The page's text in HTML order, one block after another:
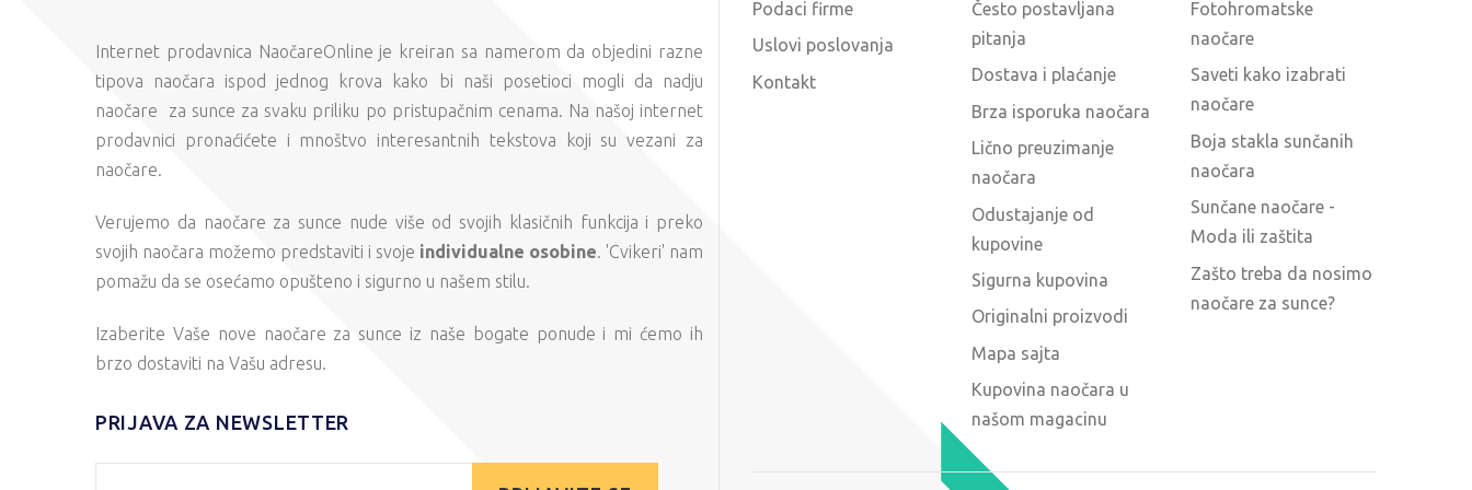
Internet prodavnica NaočareOnline je kreiran sa namerom da objedini razne
tipova naočara ispod jednog krova kako bi naši posetioci mogli da nadju
naočare za sunce za svaku priliku po pristupačnim cenama. Na našoj internet
prodavnici pronaćićete i mnoštvo interesantnih tekstova koji su vezani za
naočare.
Verujemo da naočare za sunce nude više od svojih klasičnih funkcija i preko
svojih naočara možemo predstaviti i svoje individualne osobine. 'Cvikeri' nam
pomažu da se osećamo opušteno i sigurno u našem stilu.
Izaberite Vaše nove naočare za sunce iz naše bogate ponude i mi ćemo ih
brzo dostaviti na Vašu adresu.
PRIJAVA ZA NEWSLETTER
Podaci firme
Uslovi poslovanja
Kontakt
Često postavljana
pitanja
Dostava i plaćanje
Brza isporuka naočara
Lično preuzimanje
naočara
Odustajanje od
kupovine
Sigurna kupovina
Originalni proizvodi
Mapa sajta
Kupovina naočara u
našom magacinu
Fotohromatske
naočare
Saveti kako izabrati
naočare
Boja stakla sunčanih
naočara
Sunčane naočare -
Moda ili zaštita
Zašto treba da nosimo
naočare za sunce?